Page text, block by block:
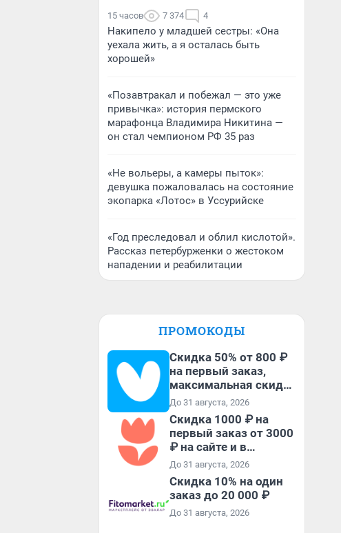
15 часов 7 374 4
Накипело у младшей сестры: «Она
уехала жить, а я осталась быть
хорошей»
«Позавтракал и побежал — это уже
привычка»: история пермского
марафонца Владимира Никитина —
он стал чемпионом РФ 35 раз
«Не вольеры, а камеры пыток»:
девушка пожаловалась на состояние
экопарка «Лотос» в Уссурийске
«Год преследовал и облил кислотой».
Рассказ петербурженки о жестоком
нападении и реабилитации
ПРОМОКОДЫ
Скидка 50% от 800 ₽
на первый заказ,
максимальная скидка
600 ₽
До 31 августа, 2026
Скидка 1000 ₽ на
первый заказ от 3000
₽ на сайте и в
приложении
До 31 августа, 2026
Скидка 10% на один
заказ до 20 000 ₽
До 31 августа, 2026